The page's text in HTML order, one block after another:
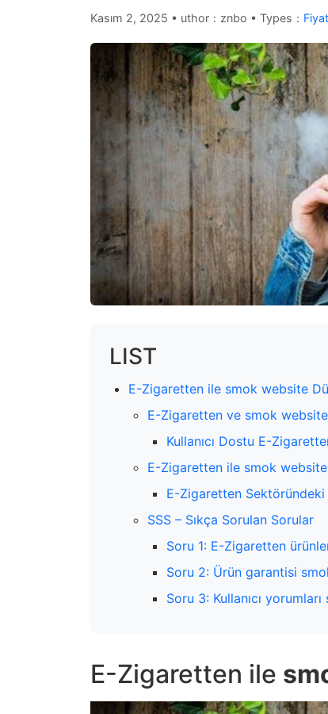
Kasım 2, 2025 • uthor：znbo • Types：
LIST
E-Zigaretten ile smok website
E-Zigaretten ve smok website
Kullanıcı Dostu E-
E-Zigaretten ile smok
E-Zigaretten Sektöründeki
SSS – Sıkça Sorulan Sorular
Soru 1: E-Zigaretten
Soru 2: Ürün garantisi
Soru 3: Kullanıcı
E-Zigaretten ile